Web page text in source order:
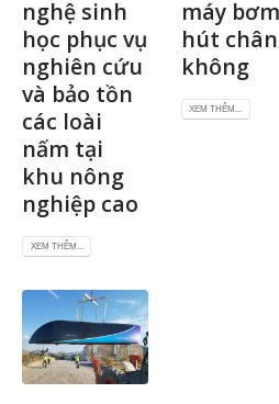
nghệ sinh
học phục vụ
nghiên cứu
và bảo tồn
các loài
nấm tại
khu nông
nghiệp cao
XEM THÊM...
máy bơm
hút chân
không
XEM THÊM...